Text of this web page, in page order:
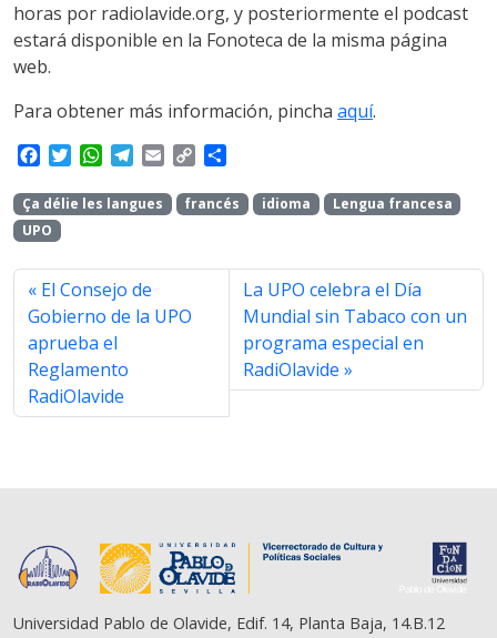
horas por radiolavide.org, y posteriormente el podcast
estará disponible en la Fonoteca de la misma página
web.
Para obtener más información, pincha aquí.
c
e
b
o
o
k
i
t
e
r
W
a
t
A
p
p
l
e
r
a
m
a
i
p
y
i
a
r
Ça délie les langues francés idioma
Lengua francesa
UPO
El Consejo de
Gobierno de la UPO
aprueba el
Reglamento
RadiOlavide
La UPO celebra el Día
Mundial sin Tabaco con un
programa especial en
RadiOlavide
Universidad Pablo de Olavide, Edif. 14, Planta Baja, 14.B.12